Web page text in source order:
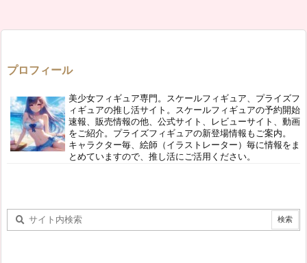
プロフィール
美少女フィギュア専門。スケールフィギュア、プライズフ
ィギュアの推し活サイト。スケールフィギュアの予約開始
速報、販売情報の他、公式サイト、レビューサイト、動画
をご紹介。プライズフィギュアの新登場情報もご案内。
キャラクター毎、絵師（イラストレーター）毎に情報をま
とめていますので、推し活にご活用ください。